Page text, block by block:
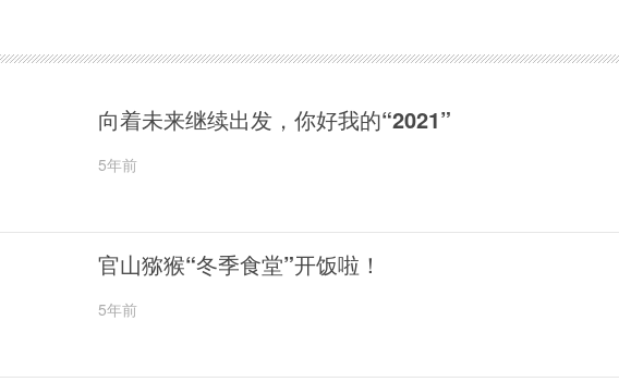
向着未来继续出发，你好我的“2021”
5年前
官山猕猴“冬季食堂”开饭啦！
5年前